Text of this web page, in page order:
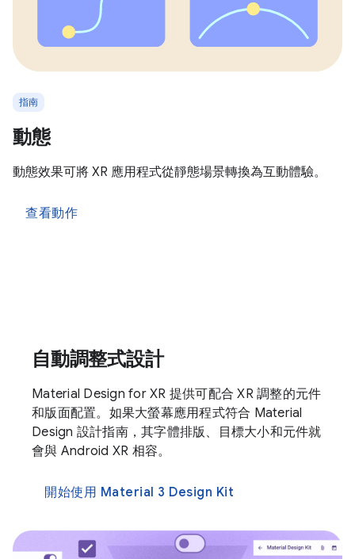
指南
動態
動態效果可將 XR 應用程式從靜態場景轉換為互動體驗。
查看動作
自動調整式設計
Material Design for XR 提供可配合 XR 調整的元件
和版面配置。如果大螢幕應用程式符合 Material
Design 設計指南，其字體排版、目標大小和元件就
會與 Android XR 相容。
開始使用 Material 3 Design Kit